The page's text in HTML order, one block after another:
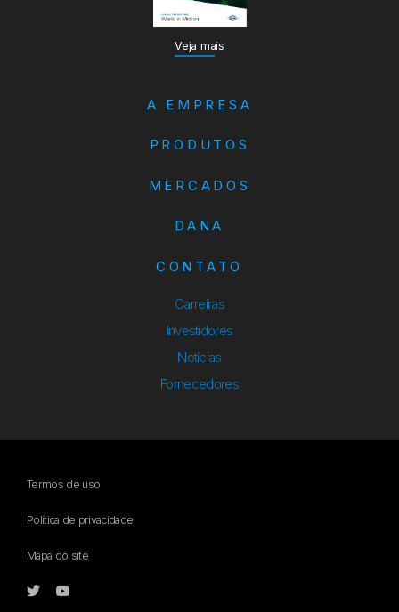
Veja mais
A EMPRESA
PRODUTOS
MERCADOS
DANA
CONTATO
Carreiras
Investidores
Notícias
Fornecedores
Termos de uso
Política de privacidade
Mapa do site